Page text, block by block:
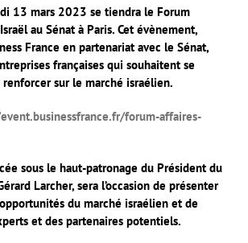
13 mars 2023 se tiendra le Forum
au Sénat à Paris. Cet évènement,
France en partenariat avec le Sénat,
françaises qui souhaitent se
sur le marché israélien.
forum-affaires-
sous le haut-patronage du Président du
Larcher, sera l’occasion de présenter
du marché israélien et de
et des partenaires potentiels.